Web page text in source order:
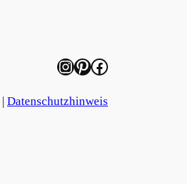
InstagramPinterest Facebook
Datenschutzhinweis